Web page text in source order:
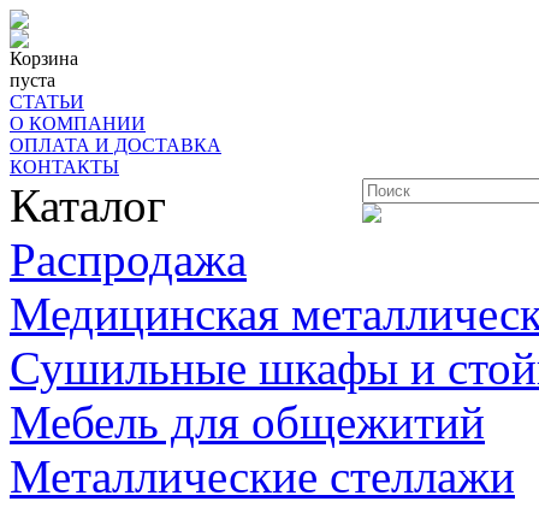
Корзина
пуста
СТАТЬИ
О КОМПАНИИ
ОПЛАТА И ДОСТАВКА
КОНТАКТЫ
Каталог
Распродажа
Медицинская
Сушильные шкафы и
Мебель для общежитий
Металлические стеллажи